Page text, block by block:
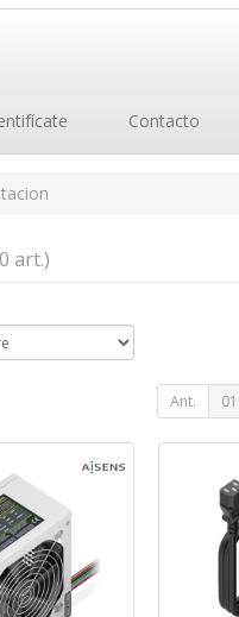
Contacto
art.)
Ant. 01